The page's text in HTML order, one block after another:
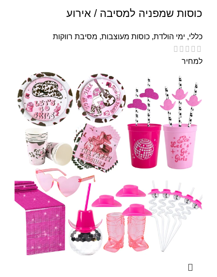
כוסות שמפניה למסיבה / אירוע
כללי, ימי הולדת, כוסות מעוצבות, מסיבת רווקות
למחיר